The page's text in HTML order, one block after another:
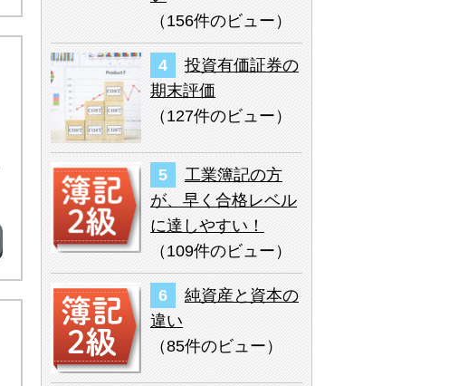
（ 156件のビュー ）
投資有価証券の
期末評価
（ 127件のビュー）
工業簿記の方
が、早く合格レベル
に達しやすい！
（109件のビュー ）
純資産と資本の
違い
（85件のビュー）